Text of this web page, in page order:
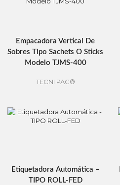
Empacadora Vertical De
Sobres Tipo Sachets O Sticks
Modelo TJMS-400
TECNI PAC®
Etiquetadora Automática –
TIPO ROLL-FED